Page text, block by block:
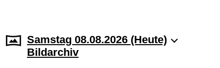
Samstag 08.08.2026 (Heute)
Bildarchiv